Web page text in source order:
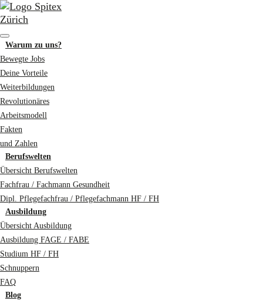
Warum zu uns?
Bewegte Jobs
Deine Vorteile
Weiterbildungen
Revolutionäres
Arbeitsmodell
Fakten
und Zahlen
Berufswelten
Übersicht Berufswelten
Fachfrau / Fachmann Gesundheit
Dipl. Pflegefachfrau / Pflegefachmann HF / FH
Ausbildung
Übersicht Ausbildung
Ausbildung FAGE / FABE
Studium HF / FH
Schnuppern
FAQ
Blog